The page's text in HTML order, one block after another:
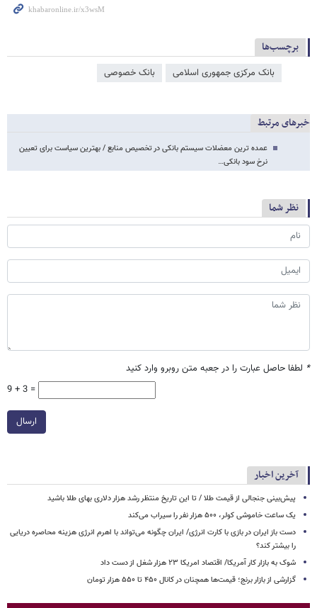
برچسب‌ها
بانک مرکزی جمهوری اسلامی بانک خصوصی
خبرهای مرتبط
عمده ترین معضلات سیستم بانکی در تخصیص منابع / بهترین سیاست برای تعیین
نرخ سود بانکی…
نظر شما
* لطفا حاصل عبارت را در جعبه متن روبرو وارد کنید
9 + 3 =
ارسال
آخرین اخبار
پیش‌بینی جنجالی از قیمت طلا / تا این تاریخ منتظر رشد هزار دلاری بهای طلا باشید
یک ساعت خاموشی کولر، ۵۰۰ هزار نفر را سیراب می‌کند
دست باز ایران در بازی با کارت انرژی/ ایران چگونه می‌تواند با اهرم انرژی‌ هزینه محاصره دریایی
را بیشتر کند؟
شوک به بازار کار آمریکا/ اقتصاد امریکا ۲۳ هزار شغل از دست داد
گزارشی از بازار برنج؛ قیمت‌ها همچنان در کانال ۴۵۰ تا ۵۵۰ هزار تومان